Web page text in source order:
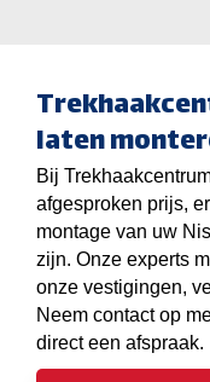
laten
Bij
afgesproken prijs,
montage van uw
zijn. Onze experts
onze vestigingen,
Neem contact op
direct een afspraak.